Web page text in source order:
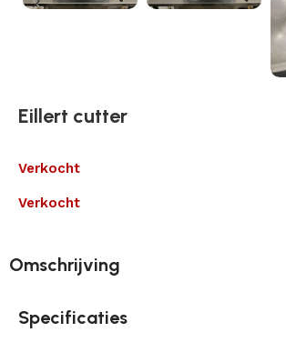
Eillert cutter
Verkocht
Verkocht
Omschrijving
Specificaties